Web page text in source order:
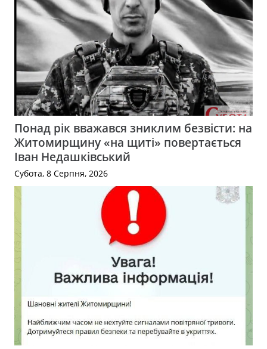
Понад рік вважався зниклим безвісти: на
Житомирщину «на щиті» повертається
Іван Недашківський
Субота, 8 Серпня, 2026